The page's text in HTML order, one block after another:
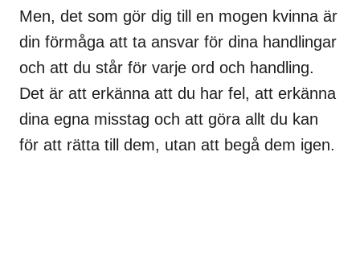
Men, det som gör dig till en mogen kvinna är
din förmåga att ta ansvar för dina handlingar
och att du står för varje ord och handling.
Det är att erkänna att du har fel, att erkänna
dina egna misstag och att göra allt du kan
för att rätta till dem, utan att begå dem igen.